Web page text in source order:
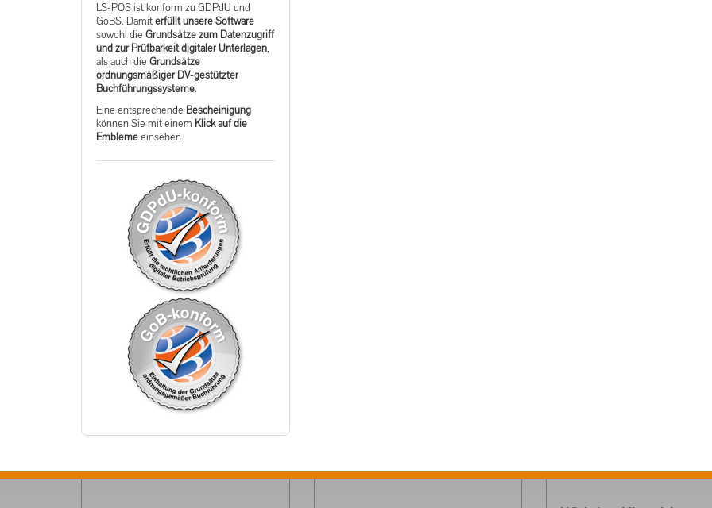
LS-POS ist konform zu GDPdU und
GoBS. Damiterfüllt unsere Software
sowohl die Grundsätze zum Datenzugriff
und zur Prüfbarkeit digitaler Unterlagen,
als auch die Grundsätze
ordnungsmäßiger DV-gestützter
Buchführungssysteme.
Eine entsprechende Bescheinigung
können Sie mit einem Klick auf die
Emblemeeinsehen.